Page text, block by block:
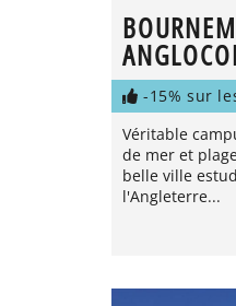
-15% sur
Véritable
de mer et
belle ville
l'Angleterre...